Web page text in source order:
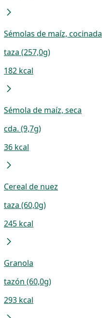
Sémolas de maíz, cocinada
taza (257,0g)
182 kcal
Sémola de maíz, seca
cda. (9,7g)
36 kcal
Cereal de nuez
taza (60,0g)
245 kcal
Granola
tazón (60,0g)
293 kcal